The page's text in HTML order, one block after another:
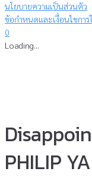
นโยบายความเป็นส่วนตัว
ข้อกำหนดและเงื่อนไขการ
0
Loading...
PHILIP